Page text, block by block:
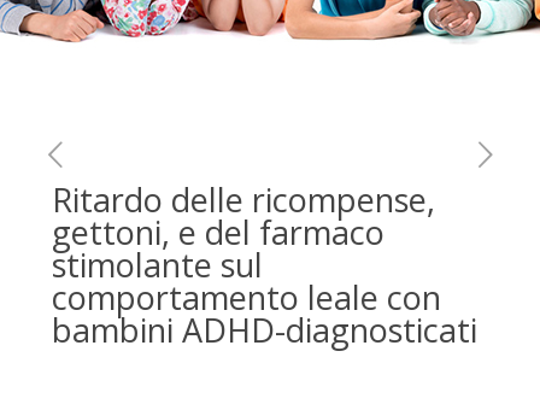
Ritardo delle ricompense,
gettoni, e del farmaco
stimolante sul
comportamento leale con
bambini ADHD-diagnosticati